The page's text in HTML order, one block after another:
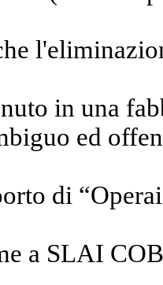
in una
ed
di
a SLAI